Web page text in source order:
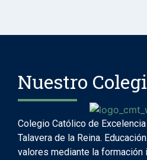
Nuestro
Colegio Católico de
Talavera de la Reina.
valores mediante la formación